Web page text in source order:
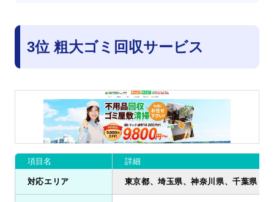
3位 粗大ゴミ回収サービス
項目名 詳細
対応エリア 東京都、埼玉県、神奈川県、千葉県